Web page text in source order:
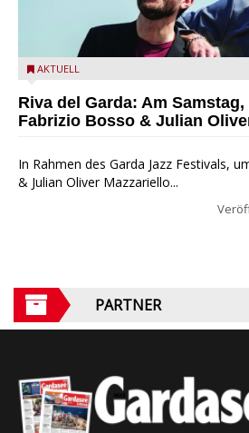
Fabrizio Bosso & Julian Oliver
AKTUELL
Riva del Garda: Am
Fabrizio Bosso & Julian
In Rahmen des Garda Jazz Festivals,
& Julian Oliver Mazzariello...
PARTNER